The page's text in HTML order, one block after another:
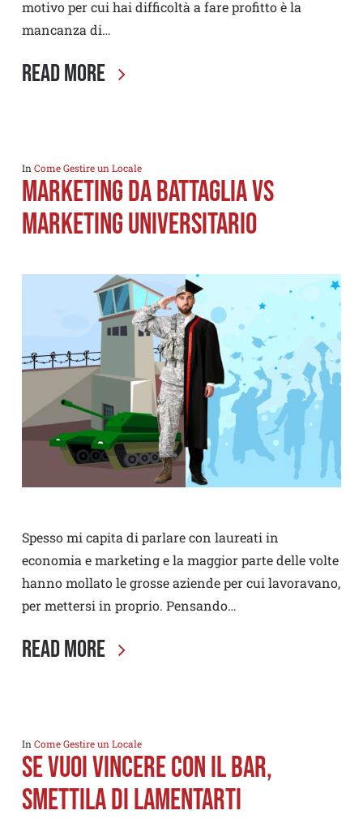
motivo per cui hai difficoltà a fare profitto è la
mancanza di…
Read More
In Come Gestire un Locale
MARKETING DA BATTAGLIA VS
MARKETING UNIVERSITARIO
Spesso mi capita di parlare con laureati in
economia e marketing e la maggior parte delle volte
hanno mollato le grosse aziende per cui lavoravano,
per mettersi in proprio. Pensando…
Read More
In Come Gestire un Locale
SE VUOI VINCERE CON IL BAR,
SMETTILA DI LAMENTARTI